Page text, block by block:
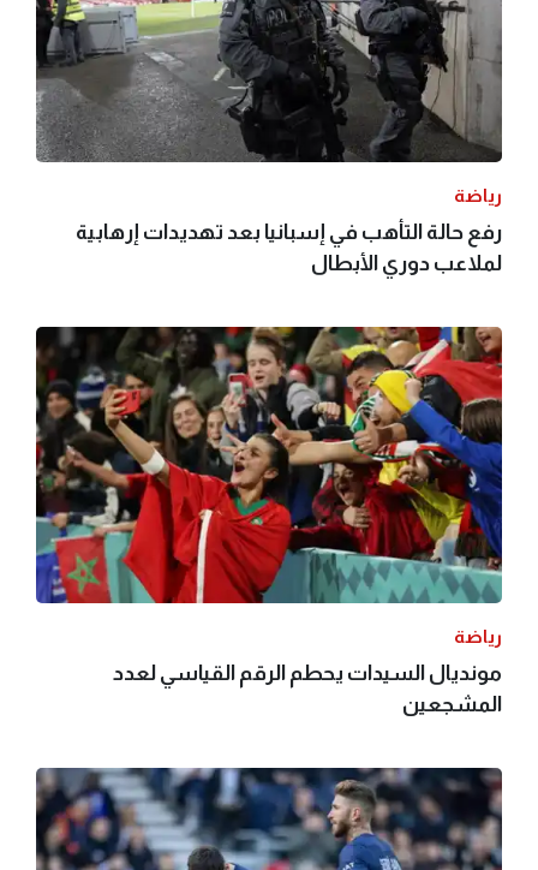
رياضة
رفع حالة التأهب في إسبانيا بعد تهديدات إرهابية
لملاعب دوري الأبطال
رياضة
مونديال السيدات يحطم الرقم القياسي لعدد
المشجعين